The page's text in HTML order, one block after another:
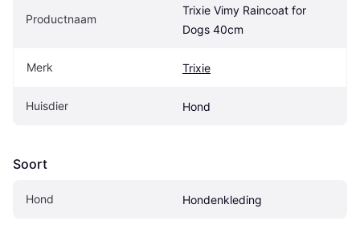
Productnaam
Trixie Vimy Raincoat for
Dogs 40cm
Merk Trixie
Huisdier Hond
Soort
Hond Hondenkleding